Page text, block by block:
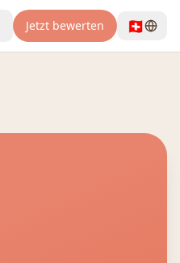
Jetzt bewerten 🇨🇭